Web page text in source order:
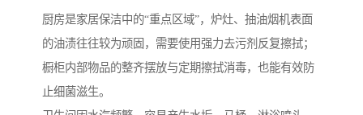
厨房是家居保洁中的“重点区域”，炉灶、抽油烟机表面
的油渍往往较为顽固，需要使用强力去污剂反复擦拭；
橱柜内部物品的整齐摆放与定期擦拭消毒，也能有效防
止细菌滋生。